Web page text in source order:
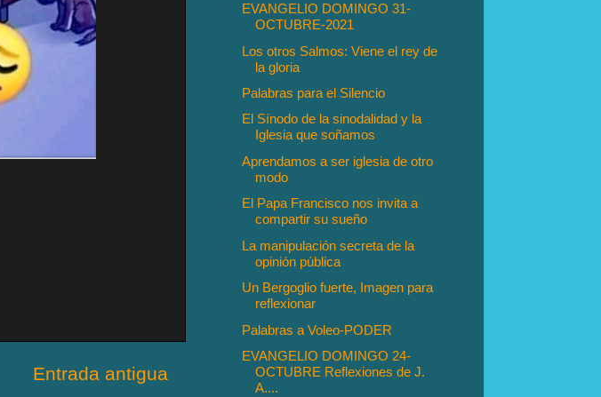
Entrada antigua
EVANGELIO DOMINGO 31-
OCTUBRE-2021
Los otros Salmos: Viene el rey de
la gloria
Palabras para el Silencio
El Sínodo de la sinodalidad y la
Iglesia que soñamos
Aprendamos a ser iglesia de otro
modo
El Papa Francisco nos invita a
compartir su sueño
La manipulación secreta de la
opinión pública
Un Bergoglio fuerte, Imagen para
reflexionar
Palabras a Voleo-PODER
EVANGELIO DOMINGO 24-
OCTUBRE Reflexiones de J.
A....